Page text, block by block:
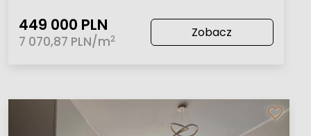
449 000 PLN
7 070,87 PLN/m2 Zobacz